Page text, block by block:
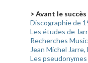
> Avant le
Discographie de
Les études de
Recherches
Jean Michel
Les